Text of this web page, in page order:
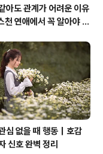
아도 관계가 어려운 이유
천 연애에서 꼭 알아야 할
심 없을 때 행동｜호감
신호 완벽 정리